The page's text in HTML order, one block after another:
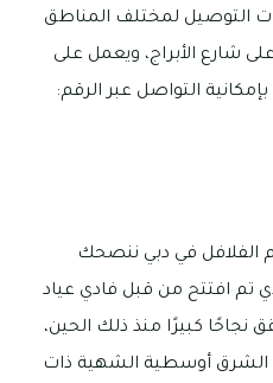
خدمات التوصيل لمختلف المناطق
شارع الأبراج، ويعمل على
بإمكانية التواصل عبر الرقم:
في دبي ننصحك
افتتح من قبل فادي عياد
وحقق نجاحًا كبيرًا منذ ذلك الحين،
الشرق أوسطية الشهية ذات